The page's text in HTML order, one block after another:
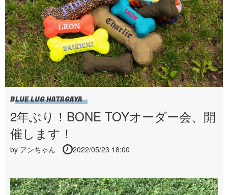
BLUE LUG HATAGAYA
2年ぶり！BONE TOYオーダー会、開
催します！
by アンちゃん 2022/05/23 18:00